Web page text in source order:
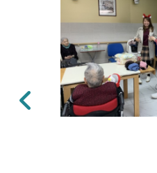
上一張